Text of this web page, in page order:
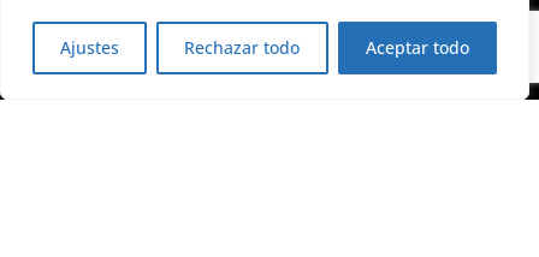
Ajustes Rechazar todo Aceptar todo